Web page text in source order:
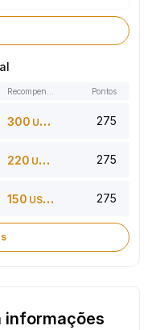
Recompensas Pontos
300 USDT 275
220 USDT 275
150 USDT 275
informações